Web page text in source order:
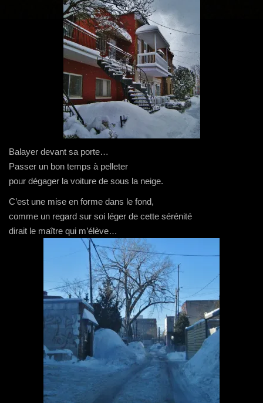
Balayer devant sa porte…
Passer un bon temps à pelleter
pour dégager la voiture de sous la neige.
C’est une mise en forme dans le fond,
comme un regard sur soi léger de cette sérénité
dirait le maître qui m’élève…